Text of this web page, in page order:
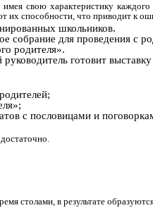
свою характеристику
их способности, что приводит к
школьников.
собрание для проведения с
родителя».
готовит
с пословицами и
столами, в результате